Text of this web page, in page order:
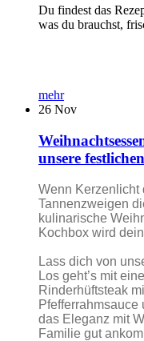
Du findest das
was du brauchst,
mehr
26 Nov
unsere
Wenn Kerzenlicht
Tannenzweigen
kulinarische
Kochbox wird
Lass dich von
Los geht’s mit
Rinderhüftsteak
Pfefferrahmsauce
das Eleganz mit
Familie gut